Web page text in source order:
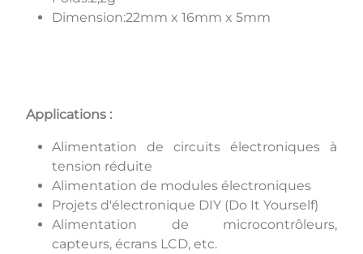
Dimension:22mm x 16mm x 5mm
Applications :
Alimentation de circuits électroniques à
tension réduite
Alimentation de modules électroniques
Projets d'électronique DIY (Do It Yourself)
Alimentation de microcontrôleurs,
capteurs, écrans LCD, etc.